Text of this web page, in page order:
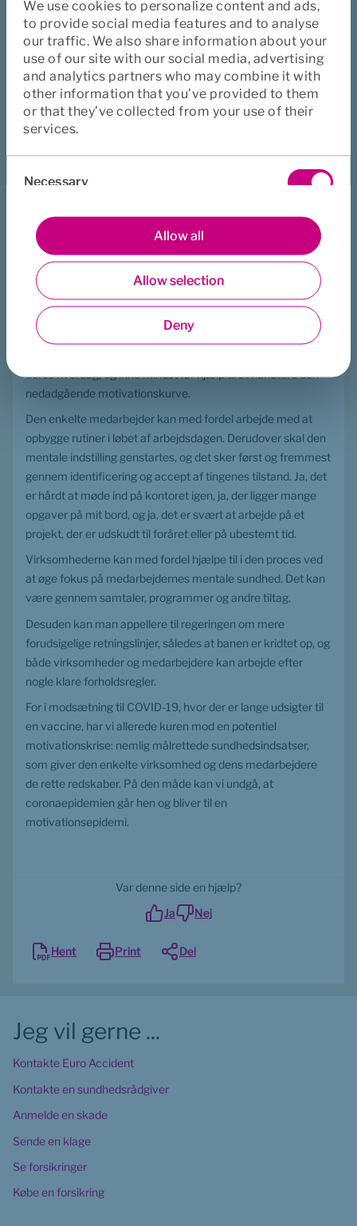
We use cookies to personalize content and ads,
to provide social media features and to analyse
our traffic. We also share information about your
use of our site with our social media, advertising
and analytics partners who may combine it with
other information that you’ve provided to them
or that they’ve collected from your use of their
services.
Selection
Necessary
Preferences
Statistics
Marketing
Allow all
Allow selection
Deny
nedlukning – at der mangler forudsigelighed, og det går det
ud over vores fokus, effektivitet og motivation for at
arbejde.
Struktur og sunde rutiner – både på arbejdet og i hjemmet –
danner nemlig grundlag for overskud i hverdagen. Det
gælder både i forhold til at være spontan i fritiden og løse nye
opgaver på arbejdet. Forudsigelighed i arbejdsdagen betyder
dermed større overskud til såvel eksisterende som nye
arbejdsopgaver.
Det går således også udover virksomhederne, der også vil
komme til at mærke en faldende produktivitet og
effektivitet. Det vil på sigt kunne ses på bundlinjen, og tages
der ikke fat om problemets rod, kan det udvikle sig til en
decideret motivationskrise, der vil skade Danmark
samfundsøkonomisk.
Derfor ser jeg det bydende nødvendigt, at den enkelte
deres hverdag, og ikke mindst får hjælp til at håndtere den
nedadgående motivationskurve.
Den enkelte medarbejder kan med fordel arbejde med at
opbygge rutiner i løbet af arbejdsdagen. Derudover skal den
mentale indstilling genstartes, og det sker først og fremmest
gennem identificering og accept af tingenes tilstand. Ja, det
er hårdt at møde ind på kontoret igen, ja, der ligger mange
opgaver på mit bord, og ja, det er svært at arbejde på et
projekt, der er udskudt til foråret eller på ubestemt tid.
Virksomhederne kan med fordel hjælpe til i den proces ved
at øge fokus på medarbejdernes mentale sundhed. Det kan
være gennem samtaler, programmer og andre tiltag.
Desuden kan man appellere til regeringen om mere
forudsigelige retningslinjer, således at banen er kridtet op, og
både virksomheder og medarbejdere kan arbejde efter
nogle klare forholdsregler.
For i modsætning til COVID-19, hvor der er lange udsigter til
en vaccine, har vi allerede kuren mod en potentiel
motivationskrise: nemlig målrettede sundhedsindsatser,
som giver den enkelte virksomhed og dens medarbejdere
de rette redskaber. På den måde kan vi undgå, at
coronaepidemien går hen og bliver til en
motivationsepidemi.
Var denne side en hjælp?
Ja
Nej
Hent Print Del
Jeg vil gerne ...
Kontakte Euro Accident
Kontakte en sundhedsrådgiver
Anmelde en skade
Sende en klage
Se forsikringer
Købe en forsikring